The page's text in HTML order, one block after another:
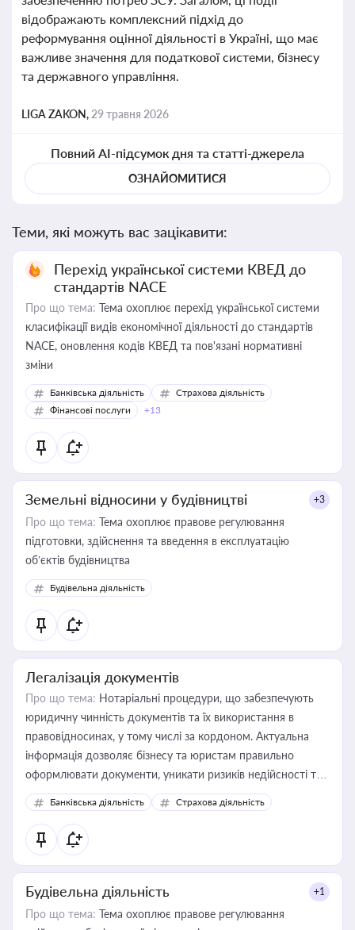
відображають комплексний підхід до
реформування оцінної діяльності в Україні, що має
важливе значення для податкової системи, бізнесу
та державного управління.
LIGA ZAKON, 29 травня 2026
Повний AI-підсумок дня та статті-джерела
ОЗНАЙОМИТИСЯ
Теми, які можуть вас зацікавити:
Перехід української системи КВЕД до
стандартів NACE
Про що тема: Тема охоплює перехід української системи
класифікації видів економічної діяльності до стандартів
NACE, оновлення кодів КВЕД та пов'язані нормативні
зміни
Банківська діяльність
Страхова діяльність
Фінансові послуги
+13
Земельні відносини у будівництві +3
Про що тема: Тема охоплює правове регулювання
підготовки, здійснення та введення в експлуатацію
об’єктів будівництва
Будівельна діяльність
Легалізація документів
Про що тема: Нотаріальні процедури, що забезпечують
юридичну чинність документів та їх використання в
правовідносинах, у тому числі за кордоном. Актуальна
інформація дозволяє бізнесу та юристам правильно
оформлювати документи, уникати ризиків недійсності та
забезпечувати їх належне прийняття органами влади та
контрагентами
Банківська діяльність Страхова діяльність
Будівельна діяльність +1
Про що тема: Тема охоплює правове регулювання